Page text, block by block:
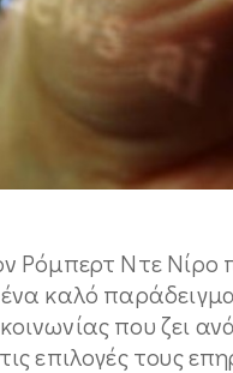
Ρόμπερτ Ντε Νίρο
ένα καλό
που ζει
επιλογές τους